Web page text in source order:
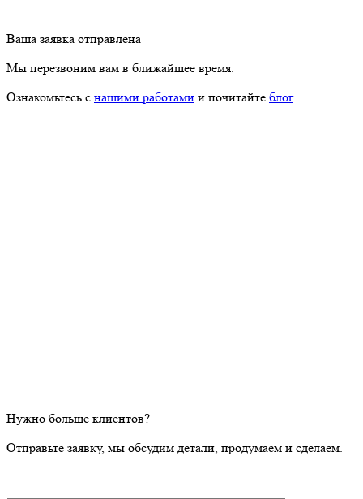
Ваша заявка отправлена
Мы перезвоним вам в ближайшее время.
Ознакомьтесь с нашими работами и почитайте блог.
Нужно больше клиентов?
Отправьте заявку, мы обсудим детали, продумаем и сделаем.